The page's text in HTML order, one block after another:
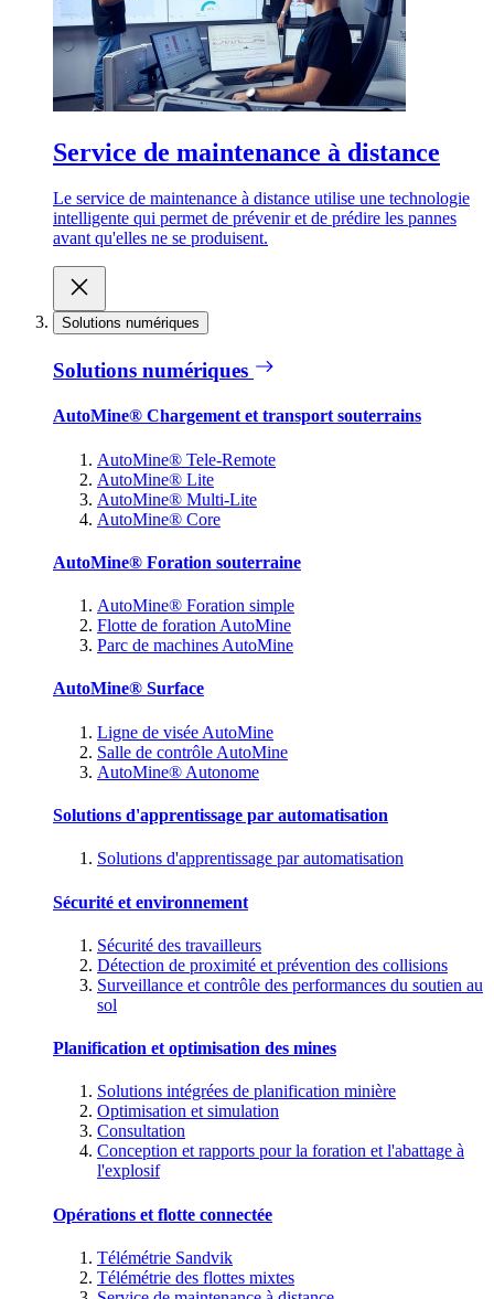
Service de maintenance à distance
Le service de maintenance à distance utilise une technologie
intelligente qui permet de prévenir et de prédire les pannes
avant qu'elles ne se produisent.
Solutions numériques
Solutions numériques
AutoMine® Chargement et transport souterrains
AutoMine® Tele-Remote
AutoMine® Lite
AutoMine® Multi-Lite
AutoMine® Core
AutoMine® Foration souterraine
AutoMine® Foration simple
Flotte de foration AutoMine
Parc de machines AutoMine
AutoMine® Surface
Ligne de visée AutoMine
Salle de contrôle AutoMine
AutoMine® Autonome
Solutions d'apprentissage par automatisation
Solutions d'apprentissage par automatisation
Sécurité et environnement
Sécurité des travailleurs
Détection de proximité et prévention des collisions
Surveillance et contrôle des performances du soutien au
sol
Planification et optimisation des mines
Solutions intégrées de planification minière
Optimisation et simulation
Consultation
Conception et rapports pour la foration et l'abattage à
l'explosif
Opérations et flotte connectée
Télémétrie Sandvik
Télémétrie des flottes mixtes